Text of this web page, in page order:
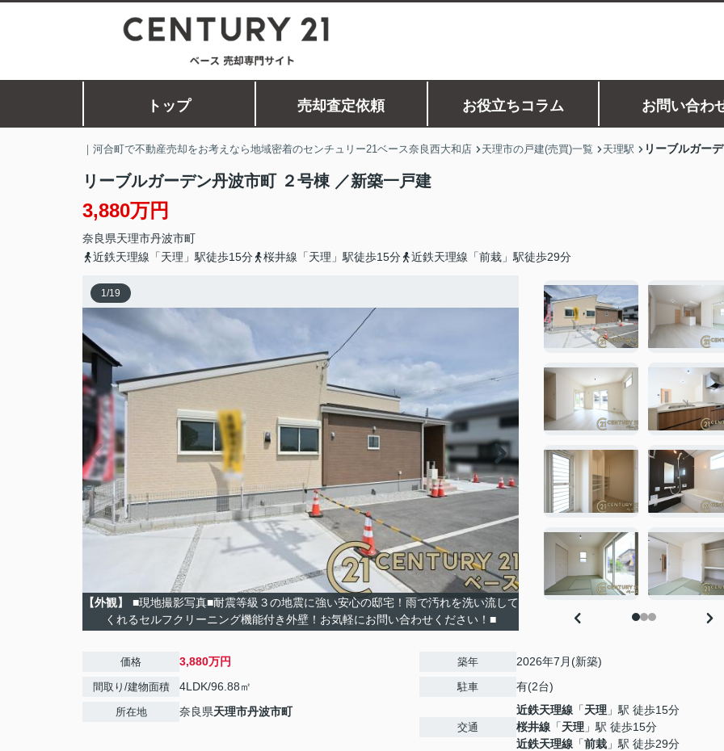
トップ 売却査定依頼 お役立ちコラム お問い合わ
｜河合町で不動産売却をお考えなら地域密着のセンチュリー21ベース奈良西大和店 天理市の戸建(売買)一覧 天理駅 リーブルガー
リーブルガーデン丹波市町 ２号棟 ／新築一戸建
3,880万円
奈良県天理市丹波市町
近鉄天理線「天理」駅徒歩15分
桜井線「天理」駅徒歩15分 近鉄天理線「前栽」駅徒歩29分
1/19
【外観】
■現地撮影写真■耐震等級３の地震に強い安心の邸宅！雨で汚れを洗い流して
くれるセルフクリーニング機能付き外壁！お気軽にお問い合わせください！■
価格 3,880万円
間取り/建物面積 4LDK/96.88㎡
所在地 奈良県天理市丹波市町
築年 2026年7月(新築)
駐車 有(2台)
交通
近鉄天理線 「天理 」駅 徒歩15分
桜井線 「天理 」駅 徒歩15分
近鉄天理線 「前栽 」駅 徒歩29分